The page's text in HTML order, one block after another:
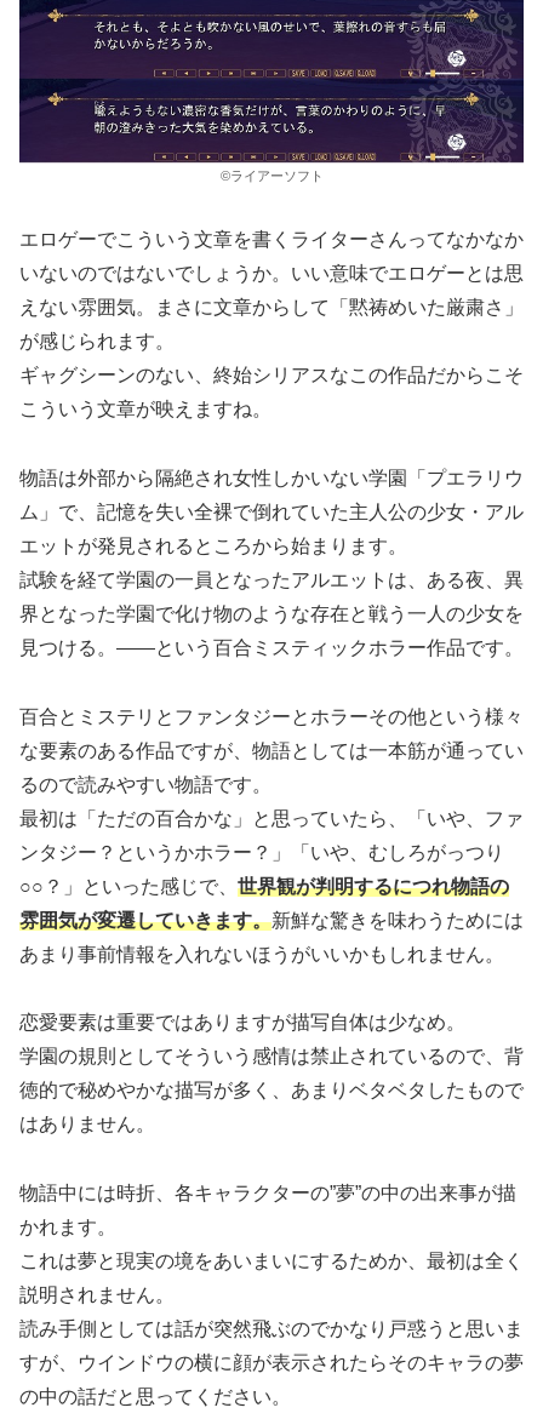
©ライアーソフト
エロゲーでこういう文章を書くライターさんってなかなか
いないのではないでしょうか。いい意味でエロゲーとは思
えない雰囲気。まさに文章からして「黙祷めいた厳粛さ」
が感じられます。
ギャグシーンのない、終始シリアスなこの作品だからこそ
こういう文章が映えますね。
物語は外部から隔絶され女性しかいない学園「プエラリウ
ム」で、記憶を失い全裸で倒れていた主人公の少女・アル
エットが発見されるところから始まります。
試験を経て学園の一員となったアルエットは、ある夜、異
界となった学園で化け物のような存在と戦う一人の少女を
見つける。――という百合ミスティックホラー作品です。
百合とミステリとファンタジーとホラーその他という様々
な要素のある作品ですが、物語としては一本筋が通ってい
るので読みやすい物語です。
最初は「ただの百合かな」と思っていたら、「いや、ファ
ンタジー？というかホラー？」「いや、むしろがっつり
○○？」といった感じで、 世界観が判明するにつれ物語の
雰囲気が変遷していきます。新鮮な驚きを味わうためには
あまり事前情報を入れないほうがいいかもしれません。
恋愛要素は重要ではありますが描写自体は少なめ。
学園の規則としてそういう感情は禁止されているので、背
徳的で秘めやかな描写が多く、あまりベタベタしたもので
はありません。
物語中には時折、各キャラクターの”夢”の中の出来事が描
かれます。
これは夢と現実の境をあいまいにするためか、最初は全く
説明されません。
読み手側としては話が突然飛ぶのでかなり戸惑うと思いま
すが、ウインドウの横に顔が表示されたらそのキャラの夢
の中の話だと思ってください。